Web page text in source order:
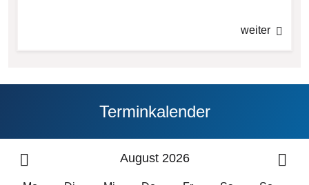
weiter
Terminkalender
August 2026